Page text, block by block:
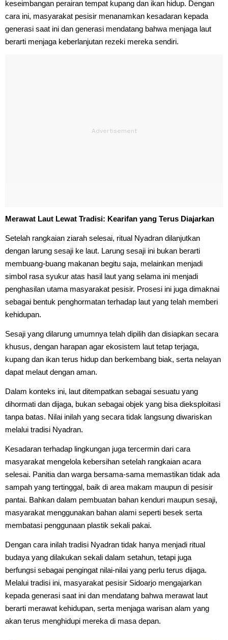
keseimbangan perairan tempat kupang dan ikan hidup. Dengan
cara ini, masyarakat pesisir menanamkan kesadaran kepada
generasi saat ini dan generasi mendatang bahwa menjaga laut
berarti menjaga keberlanjutan rezeki mereka sendiri.
Merawat Laut Lewat Tradisi: Kearifan yang Terus Diajarkan
Setelah rangkaian ziarah selesai, ritual Nyadran dilanjutkan
dengan larung sesaji ke laut. Larung sesaji ini bukan berarti
membuang-buang makanan begitu saja, melainkan menjadi
simbol rasa syukur atas hasil laut yang selama ini menjadi
penghasilan utama masyarakat pesisir. Prosesi ini juga dimaknai
sebagai bentuk penghormatan terhadap laut yang telah memberi
kehidupan.
Sesaji yang dilarung umumnya telah dipilih dan disiapkan secara
khusus, dengan harapan agar ekosistem laut tetap terjaga,
kupang dan ikan terus hidup dan berkembang biak, serta nelayan
dapat melaut dengan aman.
Dalam konteks ini, laut ditempatkan sebagai sesuatu yang
dihormati dan dijaga, bukan sebagai objek yang bisa dieksploitasi
tanpa batas. Nilai inilah yang secara tidak langsung diwariskan
melalui tradisi Nyadran.
Kesadaran terhadap lingkungan juga tercermin dari cara
masyarakat mengelola kebersihan setelah rangkaian acara
selesai. Panitia dan warga bersama-sama memastikan tidak ada
sampah yang tertinggal, baik di area makam maupun di pesisir
pantai. Bahkan dalam pembuatan bahan kenduri maupun sesaji,
masyarakat menggunakan bahan alami seperti besek serta
membatasi penggunaan plastik sekali pakai.
Dengan cara inilah tradisi Nyadran tidak hanya menjadi ritual
budaya yang dilakukan sekali dalam setahun, tetapi juga
berfungsi sebagai pengingat nilai-nilai yang perlu terus dijaga.
Melalui tradisi ini, masyarakat pesisir Sidoarjo mengajarkan
kepada generasi saat ini dan mendatang bahwa merawat laut
berarti merawat kehidupan, serta menjaga warisan alam yang
akan terus menghidupi mereka di masa depan.